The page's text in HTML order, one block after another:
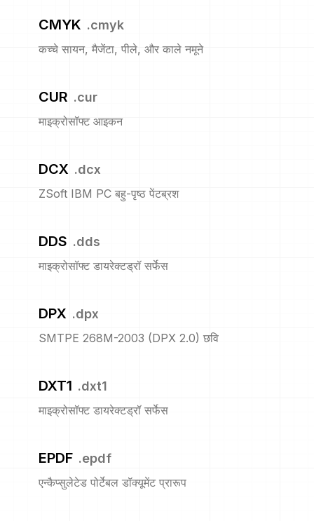
CMYK .cmyk
कच्चे सायन, मैजेंटा, पीले, और काले नमूने
CUR .cur
माइक्रोसॉफ्ट आइकन
DCX .dcx
ZSoft IBM PC बहु-पृष्ठ पेंटब्रश
DDS .dds
माइक्रोसॉफ्ट डायरेक्टड्रॉ सर्फेस
DPX .dpx
SMTPE 268M-2003 (DPX 2.0) छवि
DXT1 .dxt1
माइक्रोसॉफ्ट डायरेक्टड्रॉ सर्फेस
EPDF .epdf
एन्कैप्सुलेटेड पोर्टेबल डॉक्यूमेंट प्रारूप